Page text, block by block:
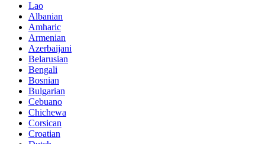
Lao
Albanian
Amharic
Armenian
Azerbaijani
Belarusian
Bengali
Bosnian
Bulgarian
Cebuano
Chichewa
Corsican
Croatian